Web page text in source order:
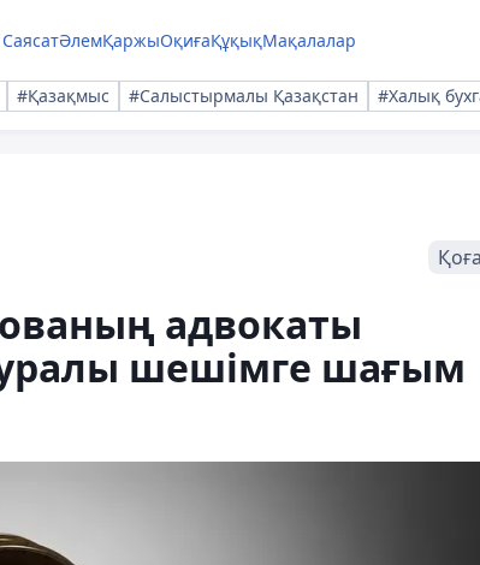
СаясатӘлемҚаржыОқиғаҚұқықМақалалар
#Қазақмыс #Салыстырмалы Қазақстан #Халық
адвокаты
шешімге шағым